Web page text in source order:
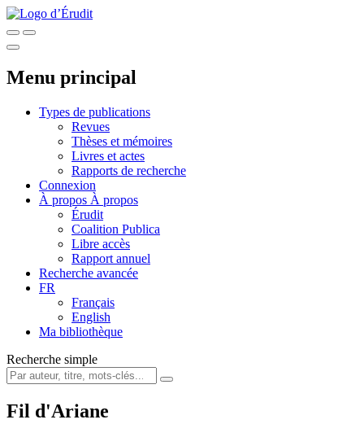
Menu principal
Types de publications
Revues
Thèses et mémoires
Livres et actes
Rapports de recherche
Connexion
À propos À propos
Érudit
Coalition Publica
Libre accès
Rapport annuel
Recherche avancée
FR
Français
English
Ma bibliothèque
Recherche simple
Fil d'Ariane